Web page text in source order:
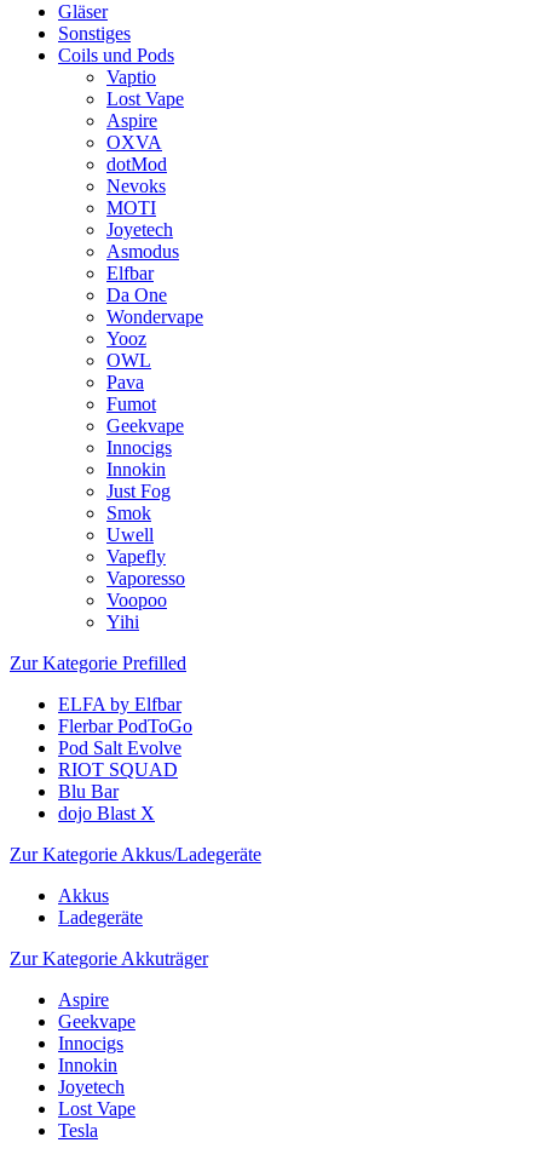
Gläser
Sonstiges
Coils und Pods
Vaptio
Lost Vape
Aspire
OXVA
dotMod
Nevoks
MOTI
Joyetech
Asmodus
Elfbar
Da One
Wondervape
Yooz
OWL
Pava
Fumot
Geekvape
Innocigs
Innokin
Just Fog
Smok
Uwell
Vapefly
Vaporesso
Voopoo
Yihi
Zur Kategorie Prefilled
ELFA by Elfbar
Flerbar PodToGo
Pod Salt Evolve
RIOT SQUAD
Blu Bar
dojo Blast X
Zur Kategorie Akkus/Ladegeräte
Akkus
Ladegeräte
Zur Kategorie Akkuträger
Aspire
Geekvape
Innocigs
Innokin
Joyetech
Lost Vape
Tesla